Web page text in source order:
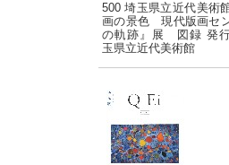
500 埼玉県立近代美術
画の景色 現代版画セ
の軌跡』展 図録 発
玉県立近代美術館